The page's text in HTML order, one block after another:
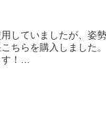
していましたが、姿
ちらを購入しました。
！
いましたがいまのとこ
たものより軽く、洗い
で、本当に買ってよか